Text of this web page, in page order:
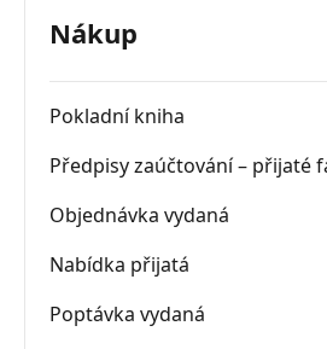
Nákup
Pokladní kniha
Předpisy zaúčtování – přijaté
Objednávka vydaná
Nabídka přijatá
Poptávka vydaná